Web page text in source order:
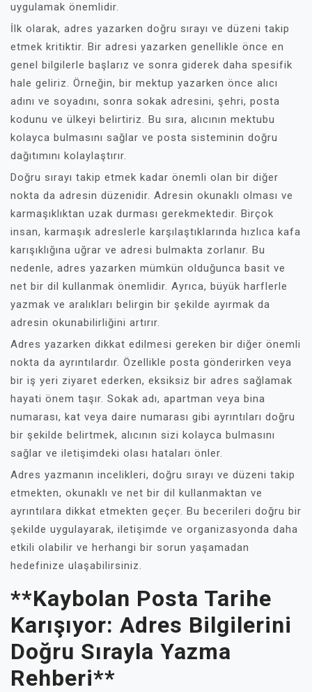
uygulamak önemlidir.
İlk olarak, adres yazarken doğru sırayı ve düzeni takip
etmek kritiktir. Bir adresi yazarken genellikle önce en
genel bilgilerle başlarız ve sonra giderek daha spesifik
hale geliriz. Örneğin, bir mektup yazarken önce alıcı
adını ve soyadını, sonra sokak adresini, şehri, posta
kodunu ve ülkeyi belirtiriz. Bu sıra, alıcının mektubu
kolayca bulmasını sağlar ve posta sisteminin doğru
dağıtımını kolaylaştırır.
Doğru sırayı takip etmek kadar önemli olan bir diğer
nokta da adresin düzenidir. Adresin okunaklı olması ve
karmaşıklıktan uzak durması gerekmektedir. Birçok
insan, karmaşık adreslerle karşılaştıklarında hızlıca kafa
karışıklığına uğrar ve adresi bulmakta zorlanır. Bu
nedenle, adres yazarken mümkün olduğunca basit ve
net bir dil kullanmak önemlidir. Ayrıca, büyük harflerle
yazmak ve aralıkları belirgin bir şekilde ayırmak da
adresin okunabilirliğini artırır.
Adres yazarken dikkat edilmesi gereken bir diğer önemli
nokta da ayrıntılardır. Özellikle posta gönderirken veya
bir iş yeri ziyaret ederken, eksiksiz bir adres sağlamak
hayati önem taşır. Sokak adı, apartman veya bina
numarası, kat veya daire numarası gibi ayrıntıları doğru
bir şekilde belirtmek, alıcının sizi kolayca bulmasını
sağlar ve iletişimdeki olası hataları önler.
Adres yazmanın incelikleri, doğru sırayı ve düzeni takip
etmekten, okunaklı ve net bir dil kullanmaktan ve
ayrıntılara dikkat etmekten geçer. Bu becerileri doğru bir
şekilde uygulayarak, iletişimde ve organizasyonda daha
etkili olabilir ve herhangi bir sorun yaşamadan
hedefinize ulaşabilirsiniz.
**Kaybolan Posta Tarihe
Karışıyor: Adres Bilgilerini
Doğru Sırayla Yazma
Rehberi**